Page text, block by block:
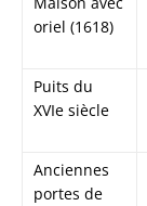
oriel (1618)
Puits du
XVIe siècle
Anciennes
portes de